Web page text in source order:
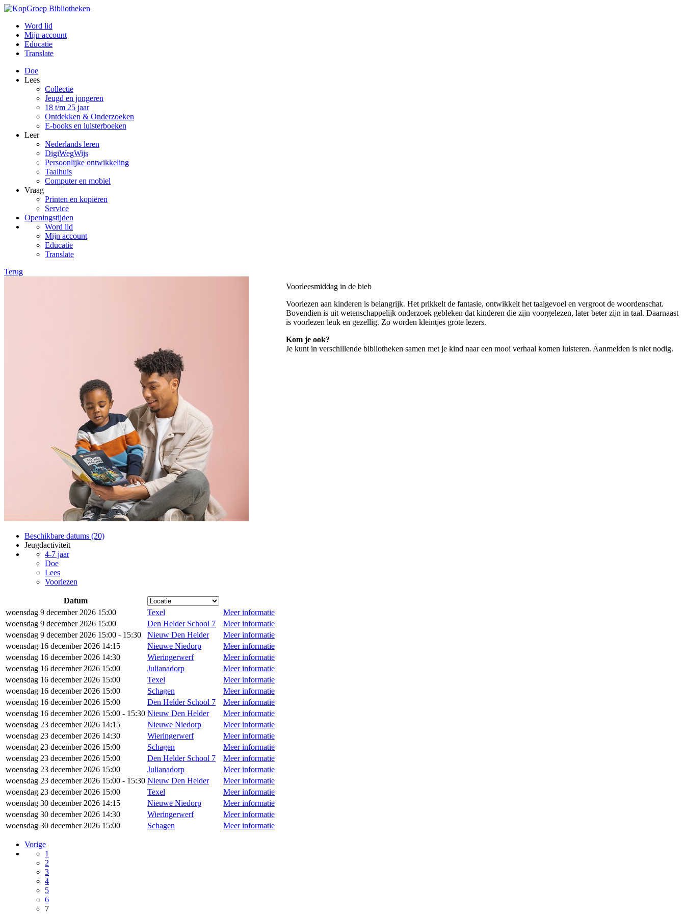
Word lid
Mijn account
Educatie
Translate
Doe
Lees
Collectie
Jeugd en jongeren
18 t/m 25 jaar
Ontdekken & Onderzoeken
E-books en luisterboeken
Leer
Nederlands leren
DigiWegWijs
Persoonlijke ontwikkeling
Taalhuis
Computer en mobiel
Vraag
Printen en kopiëren
Service
Openingstijden
Word lid
Mijn account
Educatie
Translate
Terug
Beschikbare datums (20)
Jeugdactiviteit
4-7 jaar
Doe
Lees
Voorlezen
Voorleesmiddag in de bieb
Voorlezen aan kinderen is belangrijk. Het prikkelt de fantasie, ontwikkelt het taalgevoel en vergroot de woordenschat.
Bovendien is uit wetenschappelijk onderzoek gebleken dat kinderen die zijn voorgelezen, later beter zijn in taal. Daarnaast
is voorlezen leuk en gezellig. Zo worden kleintjes grote lezers.
Kom je ook?
Je kunt in verschillende bibliotheken samen met je kind naar een mooi verhaal komen luisteren. Aanmelden is niet nodig.
Datum
woensdag 9 december 2026 15:00
Texel
Meer informatie
woensdag 9 december 2026 15:00
Den Helder School 7
Meer informatie
woensdag 9 december 2026 15:00 - 15:30
Nieuw Den Helder
Meer informatie
woensdag 16 december 2026 14:15
Nieuwe Niedorp
Meer informatie
woensdag 16 december 2026 14:30
Wieringerwerf
Meer informatie
woensdag 16 december 2026 15:00
Julianadorp
Meer informatie
woensdag 16 december 2026 15:00
Texel
Meer informatie
woensdag 16 december 2026 15:00
Schagen
Meer informatie
woensdag 16 december 2026 15:00
Den Helder School 7
Meer informatie
woensdag 16 december 2026 15:00 - 15:30 Nieuw Den Helder
Meer informatie
woensdag 23 december 2026 14:15
Nieuwe Niedorp
Meer informatie
woensdag 23 december 2026 14:30
Wieringerwerf
Meer informatie
woensdag 23 december 2026 15:00
Schagen
Meer informatie
woensdag 23 december 2026 15:00
Den Helder School 7
Meer informatie
woensdag 23 december 2026 15:00
Julianadorp
Meer informatie
woensdag 23 december 2026 15:00 - 15:30 Nieuw Den Helder
Meer informatie
woensdag 23 december 2026 15:00
Texel
Meer informatie
woensdag 30 december 2026 14:15
Nieuwe Niedorp
Meer informatie
woensdag 30 december 2026 14:30
Wieringerwerf
Meer informatie
woensdag 30 december 2026 15:00
Schagen Meer informatie
Vorige
1
2
3
4
5
6
7